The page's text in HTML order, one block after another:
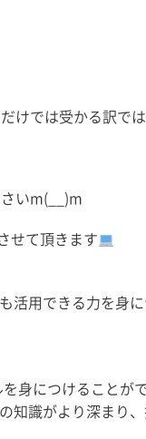
けでは受かる訳では
いm(__)m
せて頂きます
活用できる力を身
身につけることがで
知識がより深まり